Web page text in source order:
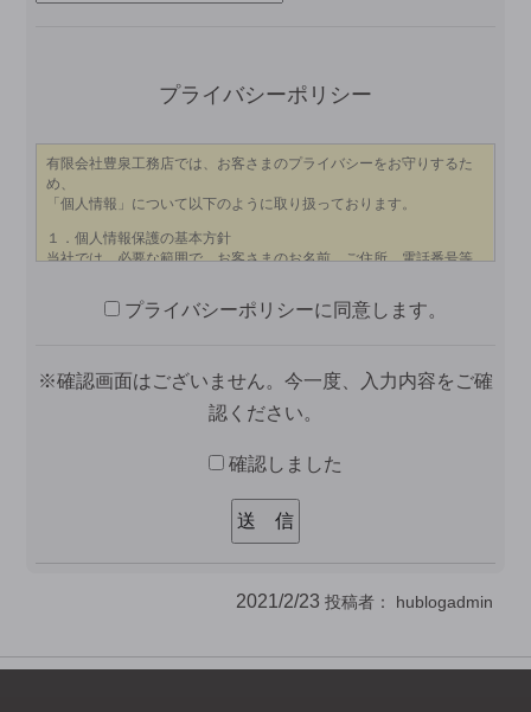
プライバシーポリシー
プライバシーポリシーに同意します。
※確認画面はございません。今一度、入力内容をご確
認ください。
確認しました
2021/2/23 投稿者： hublogadmin